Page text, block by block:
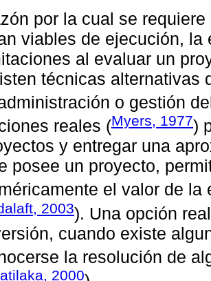
por la cual se
viables de ejecución,
al evaluar un
técnicas alternativas
o gestión
reales (Myers, 1977)
y entregar una
posee un proyecto,
el valor de la
2003). Una opción
cuando existe
la resolución de
2000